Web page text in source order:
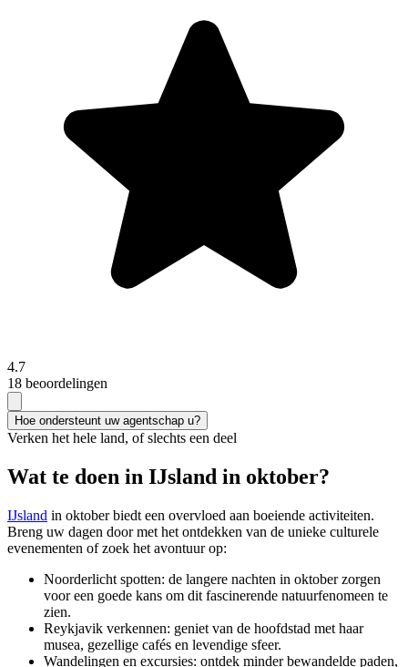
4.7
18 beoordelingen
Hoe ondersteunt uw agentschap u?
Verken het hele land, of slechts een deel
Wat te doen in IJsland in oktober?
IJsland in oktober biedt een overvloed aan boeiende activiteiten.
Breng uw dagen door met het ontdekken van de unieke culturele
evenementen of zoek het avontuur op:
Noorderlicht spotten: de langere nachten in oktober zorgen
voor een goede kans om dit fascinerende natuurfenomeen te
zien.
Reykjavik verkennen: geniet van de hoofdstad met haar
musea, gezellige cafés en levendige sfeer.
Wandelingen en excursies: ontdek minder bewandelde paden,